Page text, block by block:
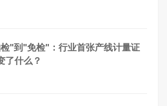
"到"免检"：行业首张产线计量证
了什么？